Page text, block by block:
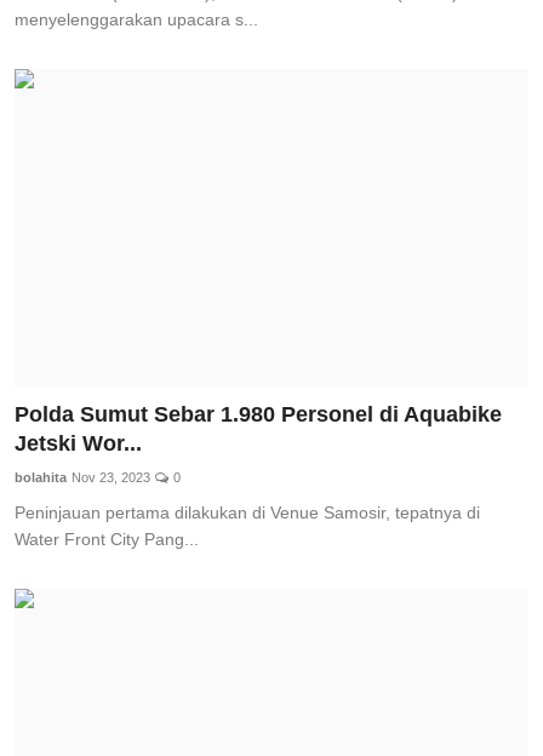
menyelenggarakan upacara s...
Polda Sumut Sebar 1.980 Personel di Aquabike
Jetski Wor...
bolahita Nov 23, 2023 0
Peninjauan pertama dilakukan di Venue Samosir, tepatnya di
Water Front City Pang...